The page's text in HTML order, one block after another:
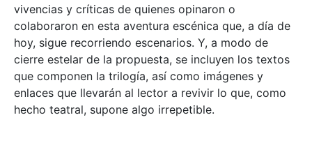
vivencias y críticas de quienes opinaron o
colaboraron en esta aventura escénica que, a día de
hoy, sigue recorriendo escenarios. Y, a modo de
cierre estelar de la propuesta, se incluyen los textos
que componen la trilogía, así como imágenes y
enlaces que llevarán al lector a revivir lo que, como
hecho teatral, supone algo irrepetible.